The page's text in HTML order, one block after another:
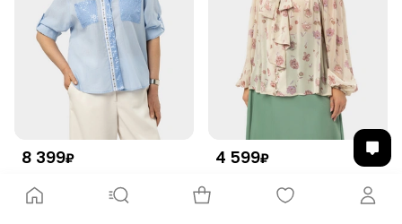
8 399₽
пайетками
4 599₽
пышным рукавом